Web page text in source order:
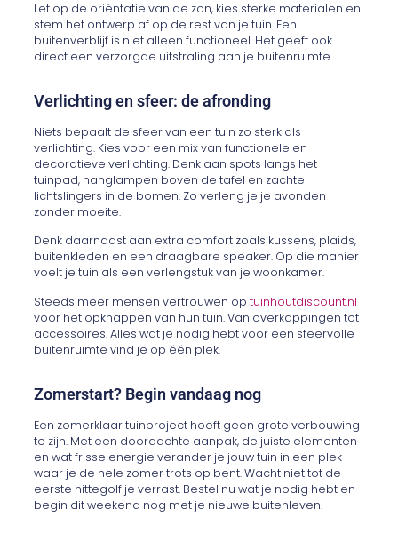
Let op de oriëntatie van de zon, kies sterke materialen en
stem het ontwerp af op de rest van je tuin. Een
buitenverblijf is niet alleen functioneel. Het geeft ook
direct een verzorgde uitstraling aan je buitenruimte.
Verlichting en sfeer: de afronding
Niets bepaalt de sfeer van een tuin zo sterk als
verlichting. Kies voor een mix van functionele en
decoratieve verlichting. Denk aan spots langs het
tuinpad, hanglampen boven de tafel en zachte
lichtslingers in de bomen. Zo verleng je je avonden
zonder moeite.
Denk daarnaast aan extra comfort zoals kussens, plaids,
buitenkleden en een draagbare speaker. Op die manier
voelt je tuin als een verlengstuk van je woonkamer.
Steeds meer mensen vertrouwen op tuinhoutdiscount.nl
voor het opknappen van hun tuin. Van overkappingen tot
accessoires. Alles wat je nodig hebt voor een sfeervolle
buitenruimte vind je op één plek.
Zomerstart? Begin vandaag nog
Een zomerklaar tuinproject hoeft geen grote verbouwing
te zijn. Met een doordachte aanpak, de juiste elementen
en wat frisse energie verander je jouw tuin in een plek
waar je de hele zomer trots op bent. Wacht niet tot de
eerste hittegolf je verrast. Bestel nu wat je nodig hebt en
begin dit weekend nog met je nieuwe buitenleven.